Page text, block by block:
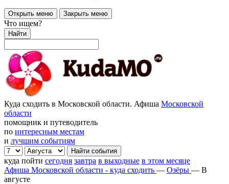
Открыть меню Закрыть меню
Что ищем?
Найти
Куда сходить в Московской области. Афиша Московской
области
помощник и путеводитель
по интересным местам
и лучшим событиям
куда пойти сегодня завтра в выходные в этом месяце
Афиша Московской области - куда сходить — Озёры — В
августе